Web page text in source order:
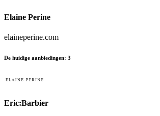
Elaine Perine
elaineperine.com
De huidige aanbiedingen: 3
Eric:Barbier